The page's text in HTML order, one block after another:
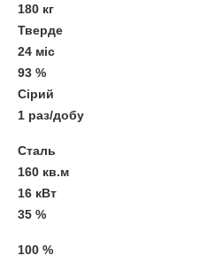
180 кг
Тверде
24 міс
93 %
Сірий
1 раз/добу
Сталь
160 кв.м
16 кВт
35 %
100 %